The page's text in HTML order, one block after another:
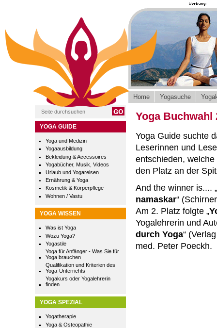
YOGA GUIDE
Yoga und Medizin
Yogaausbildung
Bekleidung & Accessoires
Yogabücher, Musik, Videos
Urlaub und Yogareisen
Ernährung & Yoga
Kosmetik & Körperpflege
Wohnen / Vastu
YOGA WISSEN
Was ist Yoga
Wozu Yoga?
Yogastile
Yoga für Anfänger - Was Sie für
Yoga brauchen
Qualifikation und Kriterien des
Yoga-Unterrichts
Yogakurs oder Yogalehrerin
finden
YOGA SPEZIAL
Yogatherapie
Yoga & Osteopathie
Home Yogasuche
Yoga Buchwahl
Yoga Guide suchte
Leserinnen und
entschieden,
den Platz an der
And the winner is.... „
namaskar“
Am 2. Platz folgte „
Yogalehrerin und
durch Yoga“
med. Peter Poeckh.